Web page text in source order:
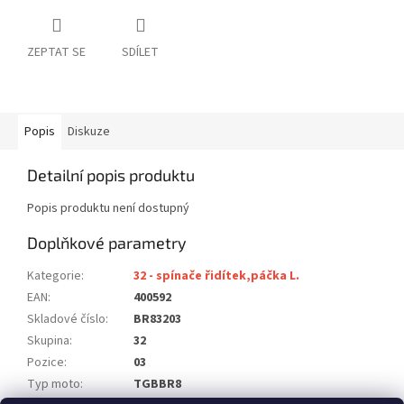
ZEPTAT SE SDÍLET
Popis Diskuze
Detailní popis produktu
Popis produktu není dostupný
Doplňkové parametry
Kategorie:
32 - spínače řidítek,páčka L.
EAN:
400592
Skladové číslo:
BR83203
Skupina:
32
Pozice:
03
Typ moto:
TGBBR8